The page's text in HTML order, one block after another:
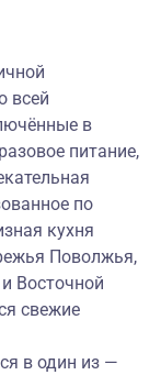
всей
в
питание,
по
кухня
Поволжья,
Восточной
свежие
в один из —